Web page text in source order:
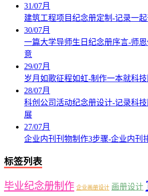
31/07月
建筑工程项目纪念册定制-记录一
30/07月
一篇大学导师生日纪念册序言-师
意
29/07月
岁月如歌征程如虹-制作一本就科
28/07月
科创公司活动纪念册设计-记录科
展
27/07月
企业内刊刊物制作3步骤-企业内刊
标签列表
毕业纪念册制作 企业画册设计 画册设计